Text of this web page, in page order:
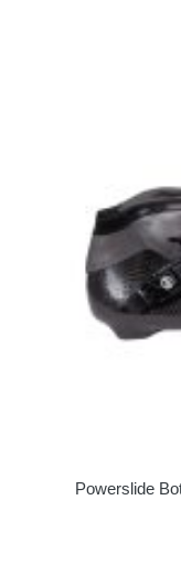
Powerslide